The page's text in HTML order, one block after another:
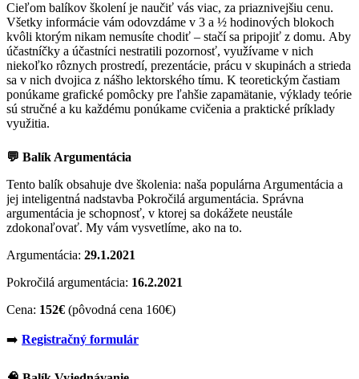
Cieľom balíkov školení je naučiť vás viac, za priaznivejšiu cenu.
Všetky informácie vám odovzdáme v 3 a ½ hodinových blokoch
kvôli ktorým nikam nemusíte chodiť – stačí sa pripojiť z domu. Aby
účastníčky a účastníci nestratili pozornosť, využívame v nich
niekoľko rôznych prostredí, prezentácie, prácu v skupinách a strieda
sa v nich dvojica z nášho lektorského tímu. K teoretickým častiam
ponúkame grafické pomôcky pre ľahšie zapamätanie, výklady teórie
sú stručné a ku každému ponúkame cvičenia a praktické príklady
využitia.
💬 Balík Argumentácia
Tento balík obsahuje dve školenia: naša populárna Argumentácia a
jej inteligentná nadstavba Pokročilá argumentácia. Správna
argumentácia je schopnosť, v ktorej sa dokážete neustále
zdokonaľovať. My vám vysvetlíme, ako na to.
Argumentácia: 29.1.2021
Pokročilá argumentácia: 16.2.2021
Cena: 152€ (pôvodná cena 160€)
➡️ Registračný formulár